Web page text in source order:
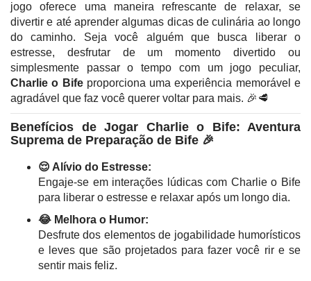
jogo oferece uma maneira refrescante de relaxar, se
divertir e até aprender algumas dicas de culinária ao longo
do caminho. Seja você alguém que busca liberar o
estresse, desfrutar de um momento divertido ou
simplesmente passar o tempo com um jogo peculiar,
Charlie o Bifeproporciona uma experiência memorável e
agradável que faz você querer voltar para mais. 🎉🥩
Benefícios de Jogar Charlie o Bife: Aventura
Suprema de Preparação de Bife 🎉
😌 Alívio do Estresse:
Engaje-se em interações lúdicas com Charlie o Bife
para liberar o estresse e relaxar após um longo dia.
😂 Melhora o Humor:
Desfrute dos elementos de jogabilidade humorísticos
e leves que são projetados para fazer você rir e se
sentir mais feliz.